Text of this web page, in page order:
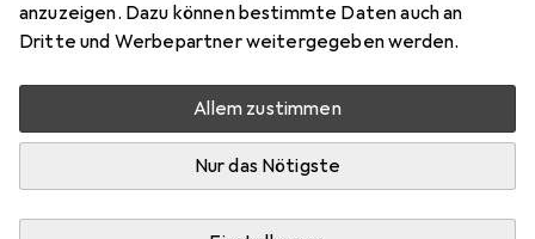
anzuzeigen. Dazu können bestimmte Daten auch an
Dritte und Werbepartner weitergegeben werden.
Allem zustimmen
Nur das Nötigste
Schneller lieferbar
Bewertungen